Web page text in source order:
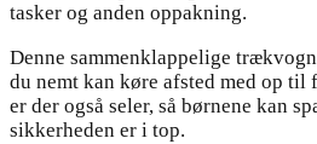
tasker og anden oppakning.
Denne sammenklappelige
du nemt kan køre afsted med op til
er der også seler, så børnene kan
sikkerheden er i top.